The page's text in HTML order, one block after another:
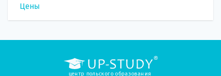
Цены
центр польского образования